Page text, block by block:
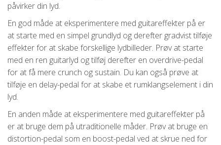
påvirker din lyd.
En god måde at eksperimentere med guitareffekter på er
at starte med en simpel grundlyd og derefter gradvist tilføje
effekter for at skabe forskellige lydbilleder. Prøv at starte
med en ren guitarlyd og tilføj derefter en overdrive-pedal
for at få mere crunch og sustain. Du kan også prøve at
tilføje en delay-pedal for at skabe et rumklangselement i din
lyd.
En anden måde at eksperimentere med guitareffekter på
er at bruge dem på utraditionelle måder. Prøv at bruge en
distortion-pedal som en boost-pedal ved at skrue ned for